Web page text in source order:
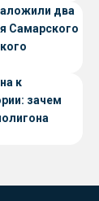
два
Самарского
к
зачем